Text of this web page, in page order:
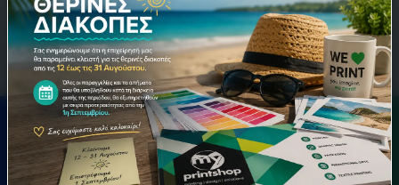
ΠΡΟΣΘΗΚΗ
ΦΩΤΟΓΡΑΦΙΩΝ
Φωτογραφίες
απομένουν για ανέβασμα
ΠΡΟΣΘΉΚΗ ΣΤΟ
ΚΑΛΆΘΙ
0 εκτυπώσεις |Κόστος:
0.15 €